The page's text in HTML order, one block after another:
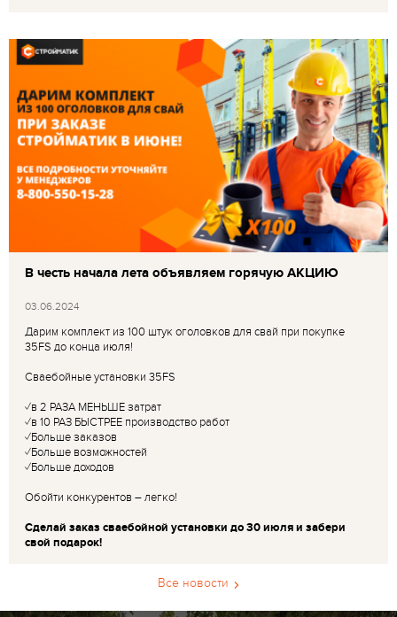
В честь начала лета объявляем горячую АКЦИЮ
03.06.2024
Дарим комплект из 100 штук оголовков для свай при покупке
35FS до конца июля!
Сваебойные установки 35FS
✓в 2 РАЗА МЕНЬШЕ затрат
✓в 10 РАЗ БЫСТРЕЕ производство работ
✓Больше заказов
✓Больше возможностей
✓Больше доходов
Обойти конкурентов – легко!
Сделай заказ сваебойной установки до 30 июля и забери
свой подарок!
Все новости